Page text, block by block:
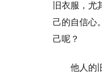
旧衣服，
己的自信心
己呢？
他人的